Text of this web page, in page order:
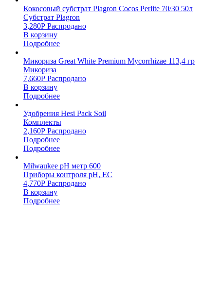
Кокосовый субстрат Plagron Cocos Perlite 70/30 50л
Субстрат Plagron
3,280Р Распродано
В корзину
Подробнее
Микориза Great White Premium Mycorrhizae 113,4 гр
Микориза
7,660Р Распродано
В корзину
Подробнее
Удобрения Hesi Pack Soil
Комплекты
2,160Р Распродано
Подробнее
Подробнее
Milwaukee pH метр 600
Приборы контроля pH, EC
4,770Р Распродано
В корзину
Подробнее